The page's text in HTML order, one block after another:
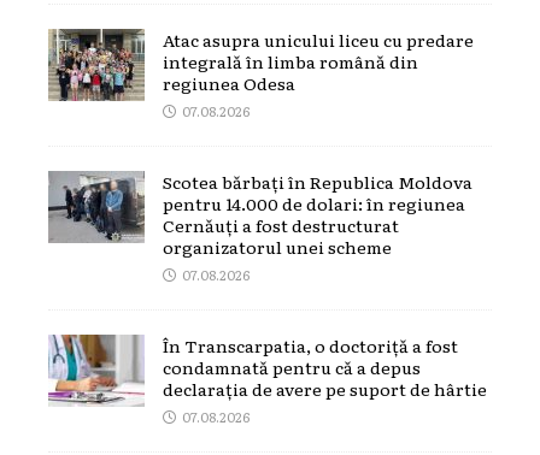
Atac asupra unicului liceu cu predare
integrală în limba română din
regiunea Odesa
07.08.2026
Scotea bărbați în Republica Moldova
pentru 14.000 de dolari: în regiunea
Cernăuți a fost destructurat
organizatorul unei scheme
07.08.2026
În Transcarpatia, o doctoriță a fost
condamnată pentru că a depus
declarația de avere pe suport de hârtie
07.08.2026